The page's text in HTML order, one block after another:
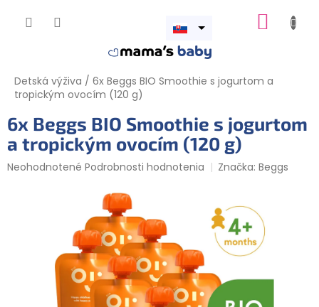
Otvoriť
Detská výživa / 6x Beggs BIO Smoothie s jogurtom a
tropickým ovocím (120 g)
6x Beggs BIO Smoothie s jogurtom
a tropickým ovocím (120 g)
Priemerné
hviezdičiek.
Neohodnotené Podrobnosti hodnotenia Značka:Beggs